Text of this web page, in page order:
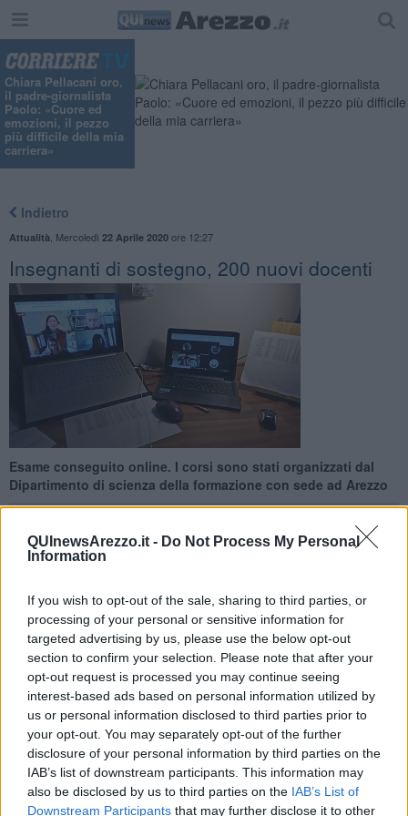
QUInewsArezzo.it - Do Not Process My Personal
Information
If you wish to opt-out of the sale, sharing to third parties, or
processing of your personal or sensitive information for
targeted advertising by us, please use the below opt-out
section to confirm your selection. Please note that after your
opt-out request is processed you may continue seeing
interest-based ads based on personal information utilized by
us or personal information disclosed to third parties prior to
your opt-out. You may separately opt-out of the further
disclosure of your personal information by third parties on the
IAB’s list of downstream participants. This information may
also be disclosed by us to third parties on the IAB’s List of
Downstream Participants that may further disclose it to other
Chiara Pellacani oro,
il padre-giornalista
Paolo: «Cuore ed
emozioni, il pezzo
più difficile della mia
carriera»
Indietro
Attualità Mercoledì 22 Aprile 2020ore 12:27
Insegnanti di sostegno, 200 nuovi docenti
Esame conseguito online. I corsi sono stati organizzati dal
Dipartimento di scienza della formazione con sede ad Arezzo
AREZZO —Per oltre duecento insegnanti della scuola si sono
svolti nei giorni scorsi in video-conferenza e diretta streaming gli
esami finali del Corso per il conseguimento della specializzazione
per le attività didattiche di sostegno agli alunni con disabilità,
frequentato presso il Dipartimento di Scienze della formazione
dell'Università di Siena, con sede ad Arezzo.
Sono stati 208 i candidati e le candidate, collegati da tutte le città
toscane, dall'Emilia Romagna, dal Lazio, dalla Campania e dalla
Sicilia, che hanno pertanto potuto, con questa modalità telematica,
concludere un percorso di formazione durato oltre un anno,
conseguendo un titolo importante per la loro futura carriera.